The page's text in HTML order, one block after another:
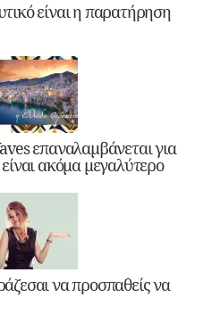
είναι η παρατήρηση
επαναλαμβάνεται για
ακόμα μεγαλύτερο
να προσπαθείς να